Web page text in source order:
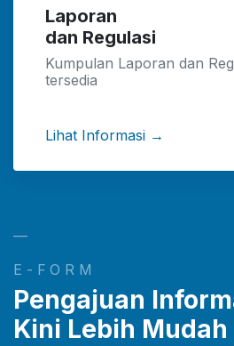
Laporan
dan Regulasi
Kumpulan Laporan dan
tersedia
Lihat Informasi →
—
E-FORM
Pengajuan
Kini Lebih Mudah